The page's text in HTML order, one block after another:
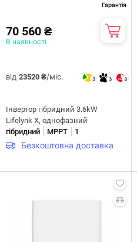
Гарантія
70 560 ₴
В наявності
від 23520 ₴/міс. 3 3 3
Інвертор гібридний 3.6kW
Lifelynk X, однофазний
гібридний
MPPT 1
Безкоштовна доставка